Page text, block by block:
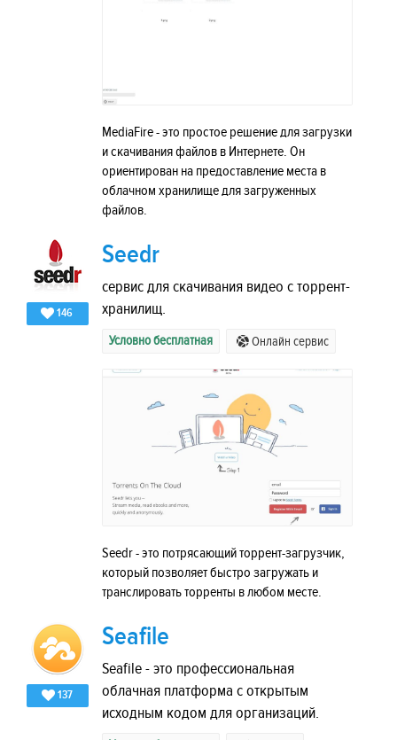
MediaFire - это простое решение для загрузки
и скачивания файлов в Интернете. Он
ориентирован на предоставление места в
облачном хранилище для загруженных
файлов.
146
Seedr
сервис для скачивания видео с торрент-
хранилищ.
Условно бесплатная Онлайн сервис
Seedr - это потрясающий торрент-загрузчик,
который позволяет быстро загружать и
транслировать торренты в любом месте.
137
Seafile
Seafile - это профессиональная
облачная платформа с открытым
исходным кодом для организаций.